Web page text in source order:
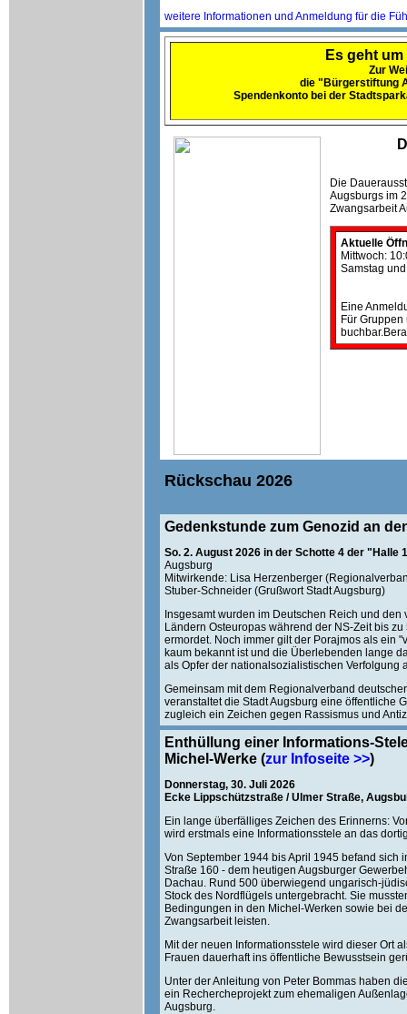
weitere Informationen und Anmeldung für die
Es geht
Zur
die "Bürgerstiftung
Spendenkonto bei der
Die
Augsburgs im
Zwangsarbeit
Aktuelle
Mittwoch:
Samstag
Eine
Für
Rückschau 2026
Gedenkstunde zum Genozid an
So. 2. August 2026 in der Schotte 4 der "Halle
Augsburg
Mitwirkende: Lisa Herzenberger
Stuber-Schneider (Grußwort Stadt Augsburg)
Insgesamt wurden im Deutschen Reich und
Ländern Osteuropas während der NS-Zeit bis
ermordet. Noch immer gilt der Porajmos als ein
kaum bekannt ist und die Überlebenden lange
als Opfer der nationalsozialistischen Verfolgung
Gemeinsam mit dem Regionalverband
veranstaltet die Stadt Augsburg eine öffentliche
zugleich ein Zeichen gegen Rassismus und
Enthüllung einer Informations-
Michel-Werke (zur Infoseite >>)
Donnerstag, 30. Juli 2026
Ecke Lippschützstraße / Ulmer Straße,
Ein lange überfälliges Zeichen des Erinnerns:
wird erstmals eine Informationsstele an das
Von September 1944 bis April 1945 befand sich
Straße 160 - dem heutigen Augsburger
Dachau. Rund 500 überwiegend ungarisch-
Stock des Nordflügels untergebracht. Sie
Bedingungen in den Michel-Werken sowie bei
Zwangsarbeit leisten.
Mit der neuen Informationsstele wird dieser Ort
Frauen dauerhaft ins öffentliche Bewusstsein
Unter der Anleitung von Peter Bommas haben
ein Rechercheprojekt zum ehemaligen
Augsburg.